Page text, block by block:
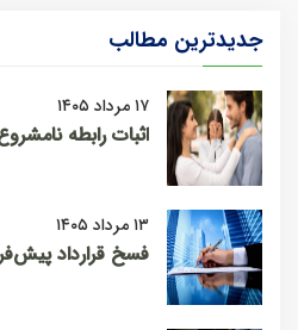
جدیدترین مطالب
۱۷ مرداد ۱۴۰۵
اثبات رابطه
۱۳ مرداد ۱۴۰۵
فسخ قرارداد